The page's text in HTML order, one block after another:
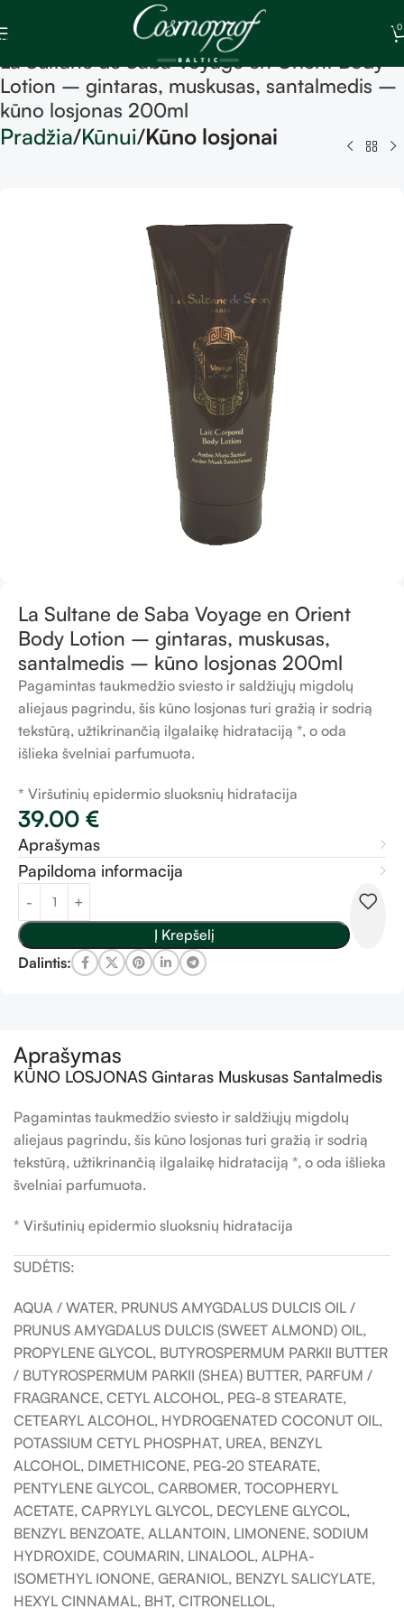
Skip to main content
0
La Sultane de Saba Voyage en Orient Body
Lotion – gintaras, muskusas, santalmedis –
kūno losjonas 200ml
Pradžia Kūnui Kūno losjonai
La Sultane de Saba Voyage en Orient
Body Lotion – gintaras, muskusas,
santalmedis – kūno losjonas 200ml
Pagamintas taukmedžio sviesto ir saldžiųjų migdolų
aliejaus pagrindu, šis kūno losjonas turi gražią ir sodrią
tekstūrą, užtikrinančią ilgalaikę hidrataciją *, o oda
išlieka švelniai parfumuota.
* Viršutinių epidermio sluoksnių hidratacija
39.00 €
Aprašymas
Papildoma informacija
Į Krepšelį
Dalintis:
Aprašymas
KŪNO LOSJONAS Gintaras Muskusas Santalmedis
Pagamintas taukmedžio sviesto ir saldžiųjų migdolų
aliejaus pagrindu, šis kūno losjonas turi gražią ir sodrią
tekstūrą, užtikrinančią ilgalaikę hidrataciją *, o oda išlieka
švelniai parfumuota.
* Viršutinių epidermio sluoksnių hidratacija
SUDĖTIS:
AQUA / WATER, PRUNUS AMYGDALUS DULCIS OIL /
PRUNUS AMYGDALUS DULCIS (SWEET ALMOND) OIL,
PROPYLENE GLYCOL, BUTYROSPERMUM PARKII BUTTER
/ BUTYROSPERMUM PARKII (SHEA) BUTTER, PARFUM /
FRAGRANCE, CETYL ALCOHOL, PEG-8 STEARATE,
CETEARYL ALCOHOL, HYDROGENATED COCONUT OIL,
POTASSIUM CETYL PHOSPHAT, UREA, BENZYL
ALCOHOL, DIMETHICONE, PEG-20 STEARATE,
PENTYLENE GLYCOL, CARBOMER, TOCOPHERYL
ACETATE, CAPRYLYL GLYCOL, DECYLENE GLYCOL,
BENZYL BENZOATE, ALLANTOIN, LIMONENE, SODIUM
HYDROXIDE, COUMARIN, LINALOOL, ALPHA-
ISOMETHYL IONONE, GERANIOL, BENZYL SALICYLATE,
HEXYL CINNAMAL, BHT, CITRONELLOL,